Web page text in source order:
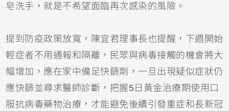
皂洗手，就是不希望面臨再次感染的風險。
提到防疫政策放寬，陳宜君理事長也提醒，下週開始
輕症者不用通報和隔離，民眾與病毒接觸的機會將大
幅增加，應在家中備足快篩劑，一旦出現疑似症狀仍
應快篩並尋求醫師診斷，把握5日黃金治療期使用口
服抗病毒藥物治療，才能避免後續引發重症和長新冠